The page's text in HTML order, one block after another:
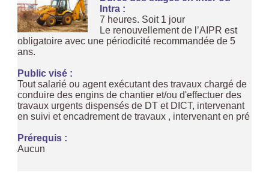
Intra :
7 heures. Soit 1 jour
Le renouvellement de l’AIPR est
obligatoire avec une périodicité recommandée de 5
ans.
Public visé :
Tout salarié ou agent exécutant des travaux chargé de
conduire des engins de chantier et/ou d'effectuer des
travaux urgents dispensés de DT et DICT, intervenant
en suivi et encadrement de travaux , intervenant en pré
Prérequis :
Aucun